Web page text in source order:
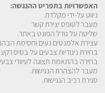
האפשרויות בתפריט ההנגשה:
ניווט על-ידי מקלדת.
מעבר לטופס יצירת קשר
שליטה על גודל הפונט באתר.
עצירת אלמנטים נעים וחסימת
בחירת ניגודיות צבעים על בסיס
בחירה בהתאמת תצוגה לעיוורי
מעבר להצהרת הנגישות.
סגירת רכיב הנגישות.